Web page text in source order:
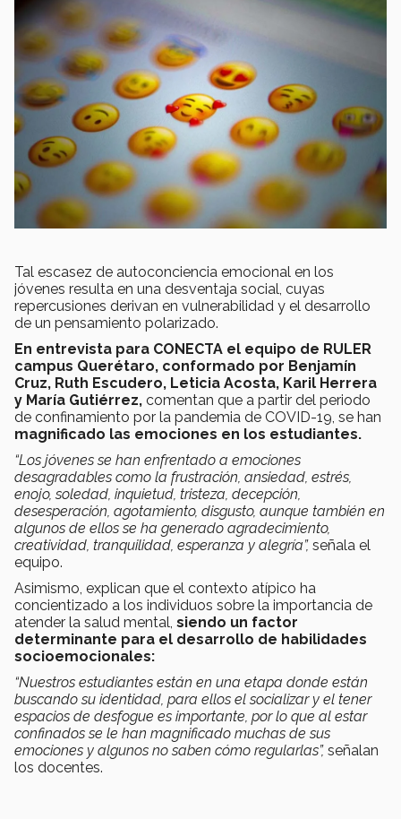
Tal escasez de autoconciencia emocional en los
jóvenes resulta en una desventaja social, cuyas
repercusiones derivan en vulnerabilidad y el desarrollo
de un pensamiento polarizado.
En entrevista para CONECTA el equipo de RULER
campus Querétaro, conformado por Benjamín
Cruz, Ruth Escudero, Leticia Acosta, Karil Herrera
y María Gutiérrez, comentan que a partir del periodo
de confinamiento por la pandemia de COVID-19, se han
magnificado las emociones en los estudiantes.
“Los jóvenes se han enfrentado a emociones
desagradables como la frustración, ansiedad, estrés,
enojo, soledad, inquietud, tristeza, decepción,
desesperación, agotamiento, disgusto, aunque también en
algunos de ellos se ha generado agradecimiento,
creatividad, tranquilidad, esperanza y alegría”, señala el
equipo.
Asimismo, explican que el contexto atípico ha
concientizado a los individuos sobre la importancia de
atender la salud mental, siendo un factor
determinante para el desarrollo de habilidades
socioemocionales:
“Nuestros estudiantes están en una etapa donde están
buscando su identidad, para ellos el socializar y el tener
espacios de desfogue es importante, por lo que al estar
confinados se le han magnificado muchas de sus
emociones y algunos no saben cómo regularlas”, señalan
los docentes.